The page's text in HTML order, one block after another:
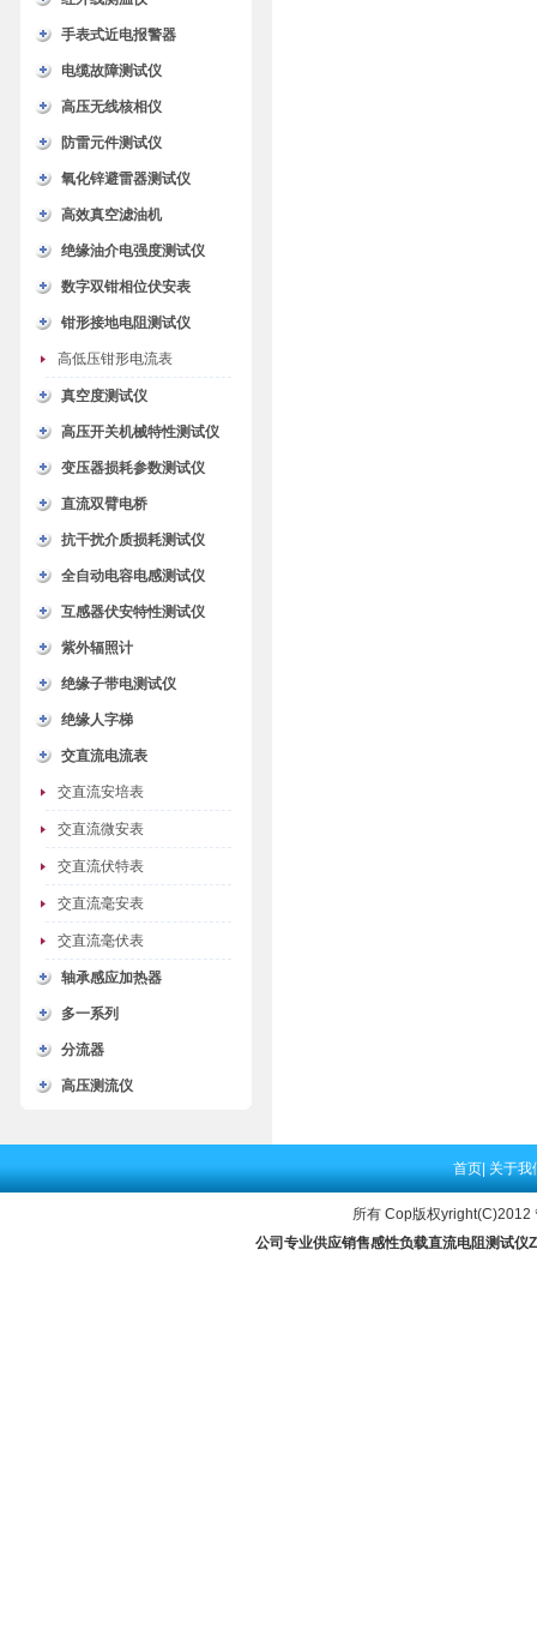
手表式近电报警器
电缆故障测试仪
高压无线核相仪
防雷元件测试仪
氧化锌避雷器测试仪
高效真空滤油机
绝缘油介电强度测试仪
数字双钳相位伏安表
钳形接地电阻测试仪
高低压钳形电流表
真空度测试仪
高压开关机械特性测试仪
变压器损耗参数测试仪
直流双臂电桥
抗干扰介质损耗测试仪
全自动电容电感测试仪
互感器伏安特性测试仪
紫外辐照计
绝缘子带电测试仪
绝缘人字梯
交直流电流表
交直流安培表
交直流微安表
交直流伏特表
交直流毫安表
交直流毫伏表
轴承感应加热器
多一系列
分流器
高压测流仪
首页 关于
所有 Cop版权yright(C)2012
公司专业供应销售感性负载直流电阻测试仪